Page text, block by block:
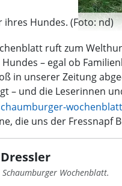
ihres Hundes. (Foto: nd)
ruft zum
– egal ob
in unserer Zeitung
– und die Leserinnen
die uns der Fressnapf
Wochenblatt.